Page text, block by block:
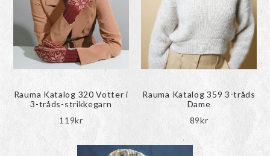
Rauma Katalog 320 Votter i
3-tråds-strikkegarn
119kr
Rauma Katalog 359 3-tråds
Dame
89kr